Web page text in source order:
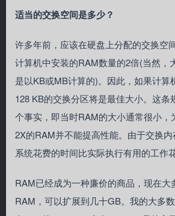
适当的交换空间是多少？
许多年前，应该在硬盘上分配的交换空
计算机中安装的RAM数量的2倍(当然，
是以KB或MB计算的)。因此，如果计算
128 KB的交换分区将是最佳大小。这条
个事实，即当时RAM的大小通常很小，
2X的RAM并不能提高性能。由于交换
系统花费的时间比实际执行有用的工作
RAM已经成为一种廉价的商品，现在大
RAM，可以扩展到几十GB。我的大多